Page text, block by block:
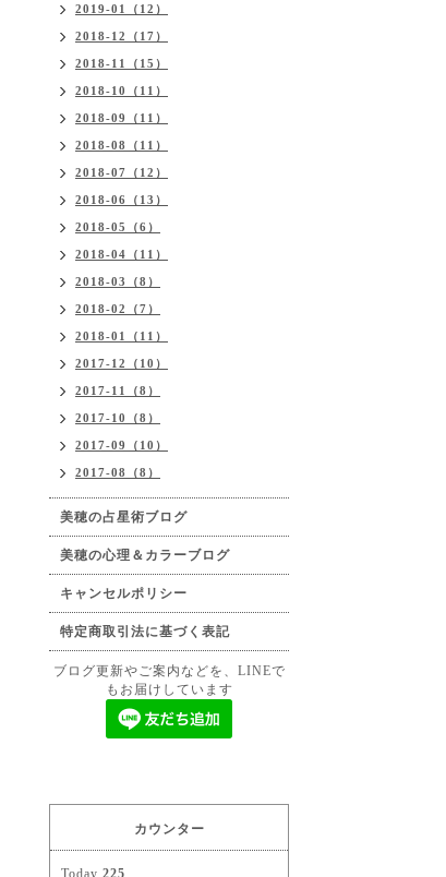
2019-01（12）
2018-12（17）
2018-11（15）
2018-10（11）
2018-09（11）
2018-08（11）
2018-07（12）
2018-06（13）
2018-05（6）
2018-04（11）
2018-03（8）
2018-02（7）
2018-01（11）
2017-12（10）
2017-11（8）
2017-10（8）
2017-09（10）
2017-08（8）
美穂の占星術ブログ
美穂の心理＆カラーブログ
キャンセルポリシー
特定商取引法に基づく表記
ブログ更新やご案内などを、LINEで
もお届けしています
カウンター
Today 225